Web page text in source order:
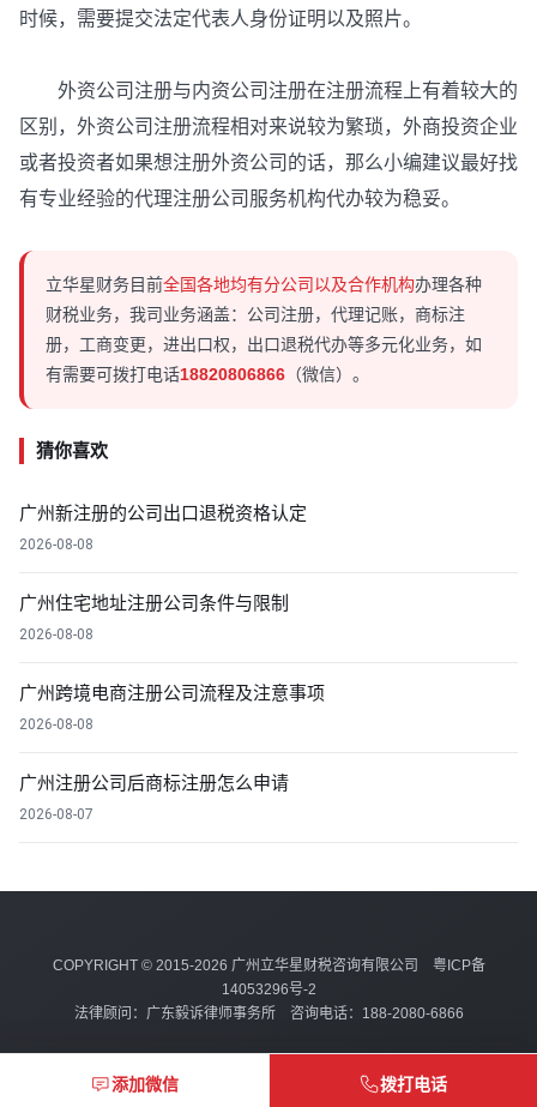
时候，需要提交法定代表人身份证明以及照片。
外资公司注册与内资公司注册在注册流程上有着较大的
区别，外资公司注册流程相对来说较为繁琐，外商投资企业
或者投资者如果想注册外资公司的话，那么小编建议最好找
有专业经验的代理注册公司服务机构代办较为稳妥。
立华星财务目前全国各地均有分公司以及合作机构办理各种
财税业务，我司业务涵盖：公司注册，代理记账，商标注
册，工商变更，进出口权，出口退税代办等多元化业务，如
有需要可拨打电话18820806866 （微信）。
猜你喜欢
广州新注册的公司出口退税资格认定
2026-08-08
广州住宅地址注册公司条件与限制
2026-08-08
广州跨境电商注册公司流程及注意事项
2026-08-08
广州注册公司后商标注册怎么申请
2026-08-07
COPYRIGHT © 2015-2026 广州立华星财税咨询有限公司 粤ICP备
14053296号-2
法律顾问：广东毅诉律师事务所 咨询电话：188-2080-6866
添加微信 拨打电话